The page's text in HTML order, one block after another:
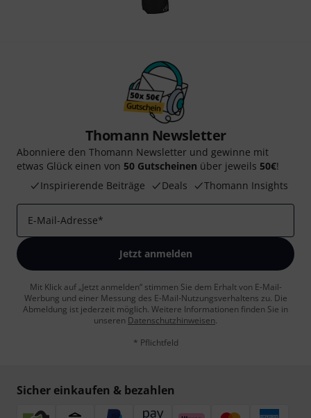
Thomann Newsletter
Abonniere den Thomann Newsletter und gewinne mit
etwas Glück einen von 50 Gutscheinen über jeweils 50€!
Inspirierende Beiträge
Deals Thomann Insights
E-Mail-Adresse*
Jetzt anmelden
Mit Klick auf „Jetzt anmelden“ stimmen Sie dem Erhalt von E-Mail-
Werbung und einer Messung des E-Mail-Nutzungsverhaltens zu. Die
Abmeldung ist jederzeit möglich. Weitere Informationen finden Sie in
unseren Datenschutzhinweisen.
* Pflichtfeld
Sicher einkaufen & bezahlen